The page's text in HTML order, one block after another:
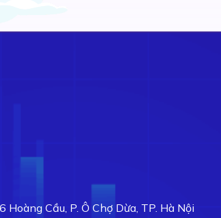
Cầu, P. Ô Chợ Dừa, TP. Hà Nội